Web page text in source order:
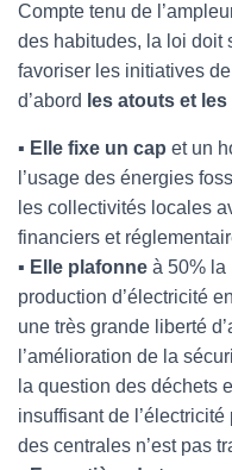
Compte tenu de
des habitudes, la loi doit
favoriser les initiatives
d’abord les atouts et
▪ Elle fixe un cap et un
l’usage des énergies
les collectivités locales
financiers et
▪ Elle plafonne à 50% la
production d’électricité
une très grande liberté
l’amélioration de la
la question des déchets
insuffisant de
des centrales n’est pas